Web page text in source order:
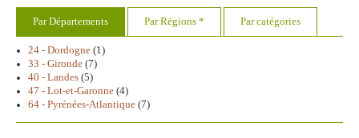
Par Départements Par Régions * Par catégories
24 - Dordogne (1)
33 - Gironde (7)
40 - Landes (5)
47 - Lot-et-Garonne (4)
64 - Pyrénées-Atlantique (7)